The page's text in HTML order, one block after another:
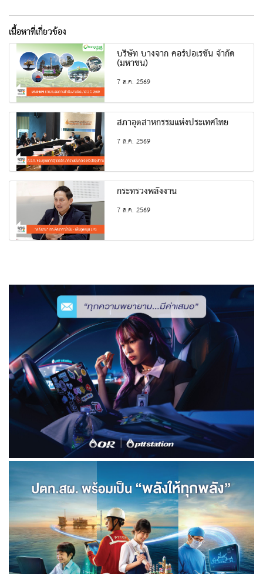
เนื้อหาที่เกี่ยวข้อง
บริษัท บางจาก คอร์ปอเรชั่น จำกัด
(มหาชน)
7 ส.ค. 2569
สภาอุตสาหกรรมแห่งประเทศไทย
7 ส.ค. 2569
กระทรวงพลังงาน
7 ส.ค. 2569